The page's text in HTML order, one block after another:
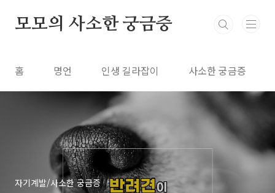
모모의 사소한 궁금증
홈 명언 인생 길라잡이 사소한 궁금증
자기계발/사소한 궁금증